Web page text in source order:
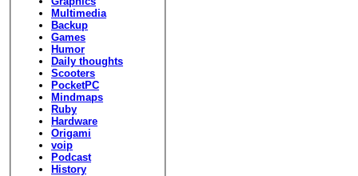
Multimedia
Backup
Games
Humor
Daily thoughts
Scooters
PocketPC
Mindmaps
Ruby
Hardware
Origami
voip
Podcast
History